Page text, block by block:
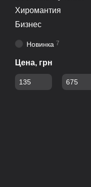
Хиромантия
Бизнес
Новинка 7
Цена, грн
От Цена, грн
До Цена, грн